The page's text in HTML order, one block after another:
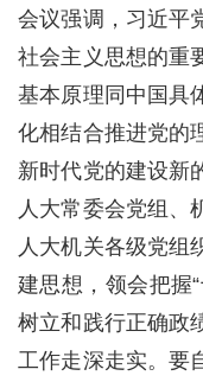
会议强调，习近平
社会主义思想的重
基本原理同中国具
化相结合推进党的
新时代党的建设新
人大常委会党组、
人大机关各级党组
建思想，领会把握
树立和践行正确政
工作走深走实。要